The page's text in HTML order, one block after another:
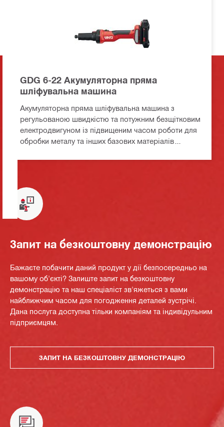
GDG 6-22 Акумуляторна пряма
шліфувальна машина
Акумуляторна пряма шліфувальна машина з
регульованою швидкістю та потужним безщітковим
електродвигуном із підвищеним часом роботи для
обробки металу та інших базових матеріалів
Запит на безкоштовну демонстрацію
Бажаєте побачити даний продукт у дії безпосередньо на
вашому об'єкті? Залиште запит на безкоштовну
демонстрацію та наш спеціаліст зв'яжеться з вами
найближчим часом для погодження деталей зустрічі.
Дана послуга доступна тільки компаніям та індивідульним
підприємцям.
ЗАПИТ НА БЕЗКОШТОВНУ ДЕМОНСТРАЦІЮ